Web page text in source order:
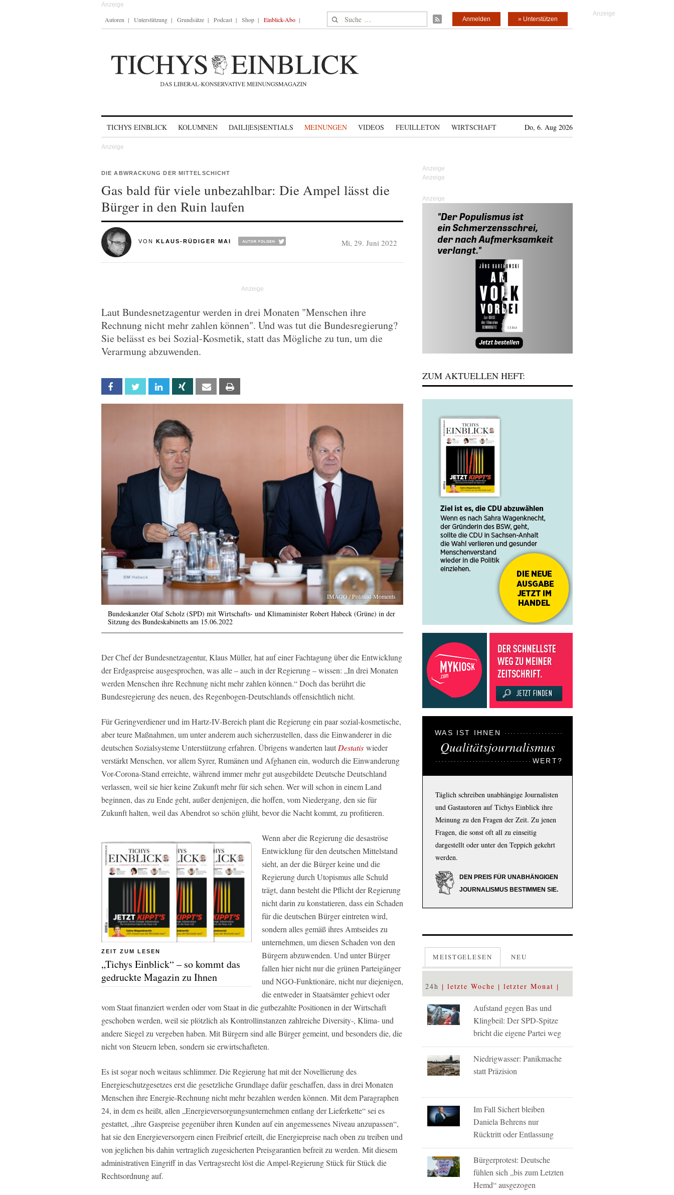
Autoren Unterstützung Grundsätze Podcast Shop Einblick-Abo Suche nach: » Unterstützen
Anmelden
TICHYS EINBLICK KOLUMNEN DAILI|ES|SENTIALS MEINUNGEN VIDEOS FEUILLETON WIRTSCHAFT Do, 6. Aug 2026
DIE ABWRACKUNG DER MITTELSCHICHT
Gas bald für viele unbezahlbar: Die Ampel lässt die
Bürger in den Ruin laufen
VON KLAUS-RÜDIGER MAI Mi, 29. Juni 2022
Laut Bundesnetzagentur werden in drei Monaten "Menschen ihre
Rechnung nicht mehr zahlen können". Und was tut die Bundesregierung?
Sie belässt es bei Sozial-Kosmetik, statt das Mögliche zu tun, um die
Verarmung abzuwenden.
Facebook Twitter Linkedin Xing Email
IMAGO / Political-Moments
Bundeskanzler Olaf Scholz (SPD) mit Wirtschafts- und Klimaminister Robert Habeck (Grüne) in der
Sitzung des Bundeskabinetts am 15.06.2022
Der Chef der Bundesnetzagentur, Klaus Müller, hat auf einer Fachtagung über die Entwicklung
der Erdgaspreise ausgesprochen, was alle – auch in der Regierung – wissen: „In drei Monaten
werden Menschen ihre Rechnung nicht mehr zahlen können.“ Doch das berührt die
Bundesregierung des neuen, des Regenbogen-Deutschlands offensichtlich nicht.
Für Geringverdiener und im Hartz-IV-Bereich plant die Regierung ein paar sozial-kosmetische,
aber teure Maßnahmen, um unter anderem auch sicherzustellen, dass die Einwanderer in die
deutschen Sozialsysteme Unterstützung erfahren. Übrigens wanderten laut Destatis wieder
verstärkt Menschen, vor allem Syrer, Rumänen und Afghanen ein, wodurch die Einwanderung
Vor-Corona-Stand erreichte, während immer mehr gut ausgebildete Deutsche Deutschland
verlassen, weil sie hier keine Zukunft mehr für sich sehen. Wer will schon in einem Land
beginnen, das zu Ende geht, außer denjenigen, die hoffen, vom Niedergang, den sie für
Zukunft halten, weil das Abendrot so schön glüht, bevor die Nacht kommt, zu profitieren.
ZEIT ZUM LESEN
„Tichys Einblick“ – so kommt das
gedruckte Magazin zu Ihnen
Wenn aber die Regierung die desaströse
Entwicklung für den deutschen Mittelstand
sieht, an der die Bürger keine und die
Regierung durch Utopismus alle Schuld
trägt, dann besteht die Pflicht der Regierung
nicht darin zu konstatieren, dass ein Schaden
für die deutschen Bürger eintreten wird,
sondern alles gemäß ihres Amtseides zu
unternehmen, um diesen Schaden von den
Bürgern abzuwenden. Und unter Bürger
fallen hier nicht nur die grünen Parteigänger
und NGO-Funktionäre, nicht nur diejenigen,
die entweder in Staatsämter gehievt oder
vom Staat finanziert werden oder vom Staat in die gutbezahlte Positionen in der Wirtschaft
geschoben werden, weil sie plötzlich als Kontrollinstanzen zahlreiche Diversity-, Klima- und
andere Siegel zu vergeben haben. Mit Bürgern sind alle Bürger gemeint, und besonders die, die
nicht von Steuern leben, sondern sie erwirtschafteten.
Es ist sogar noch weitaus schlimmer. Die Regierung hat mit der Novellierung des
Energieschutzgesetzes erst die gesetzliche Grundlage dafür geschaffen, dass in drei Monaten
Menschen ihre Energie-Rechnung nicht mehr bezahlen werden können. Mit dem Paragraphen
24, in dem es heißt, allen „Energieversorgungsunternehmen entlang der Lieferkette“ sei es
gestattet, „ihre Gaspreise gegenüber ihren Kunden auf ein angemessenes Niveau anzupassen“,
hat sie den Energieversorgern einen Freibrief erteilt, die Energiepreise nach oben zu treiben und
von jeglichen bis dahin vertraglich zugesicherten Preisgarantien befreit zu werden. Mit diesem
administrativen Eingriff in das Vertragsrecht löst die Ampel-Regierung Stück für Stück die
Rechtsordnung auf.
Anzeige
ZUM AKTUELLEN HEFT:
WAS IST IHNEN
Qualitätsjournalismus
WERT?
Täglich schreiben unabhängige Journalisten
und Gastautoren auf Tichys Einblick ihre
Meinung zu den Fragen der Zeit. Zu jenen
Fragen, die sonst oft all zu einseitig
dargestellt oder unter den Teppich gekehrt
werden.
DEN PREIS FÜR UNABHÄNGIGEN
JOURNALISMUS BESTIMMEN SIE.
MEISTGELESEN NEU
24h letzte Woche letzter Monat
Aufstand gegen Bas und
Klingbeil: Der SPD-Spitze
bricht die eigene Partei weg
Niedrigwasser: Panikmache
statt Präzision
Im Fall Sichert bleiben
Daniela Behrens nur
Rücktritt oder Entlassung
Bürgerprotest: Deutsche
fühlen sich „bis zum Letzten
Hemd“ ausgezogen